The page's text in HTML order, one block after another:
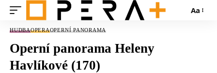
Aa
HUDBAOPERAOPERNÍ PANORAMA
Operní panorama Heleny
Havlíkové (170)